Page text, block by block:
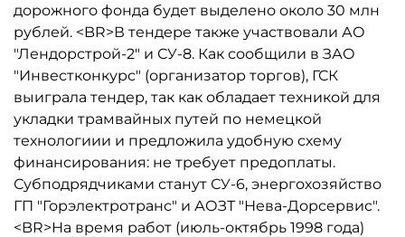
дорожного фонда будет выделено около 30 млн
рублей. <BR>В тендере также участвовали АО
"Лендорстрой-2" и СУ-8. Как сообщили в ЗАО
"Инвестконкурс" (организатор торгов), ГСК
выиграла тендер, так как обладает техникой для
укладки трамвайных путей по немецкой
технологиии и предложила удобную схему
финансирования: не требует предоплаты.
Субподрядчиками станут СУ-6, энергохозяйство
ГП "Горэлектротранс" и АОЗТ "Нева-Дорсервис".
<BR>На время работ (июль-октябрь 1998 года)